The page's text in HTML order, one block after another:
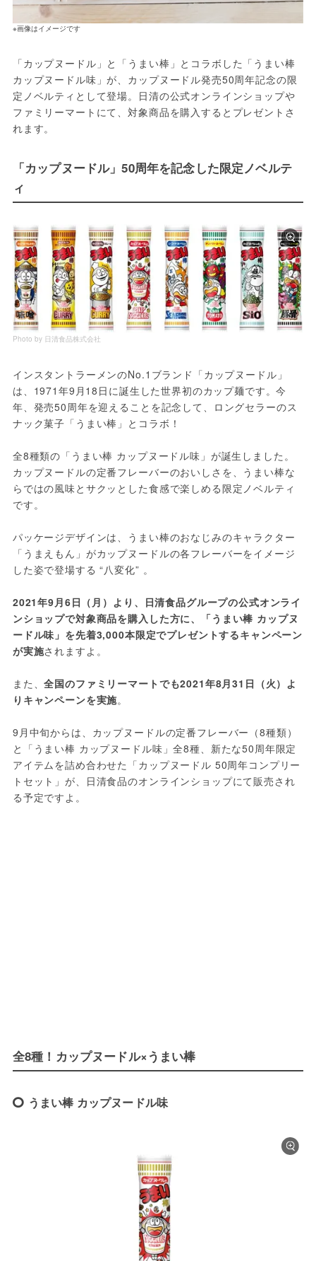
※画像はイメージです
「カップヌードル」と「うまい棒」とコラボした「うまい棒
カップヌードル味」が、カップヌードル発売50周年記念の限
定ノベルティとして登場。日清の公式オンラインショップや
ファミリーマートにて、対象商品を購入するとプレゼントさ
れます。
「カップヌードル」50周年を記念した限定ノベルテ
ィ
Photo by 日清食品株式会社
インスタントラーメンのNo.1ブランド「カップヌードル」
は、1971年9月18日に誕生した世界初のカップ麺です。今
年、発売50周年を迎えることを記念して、ロングセラーのス
ナック菓子「うまい棒」とコラボ！
全8種類の「うまい棒 カップヌードル味」が誕生しました。
カップヌードルの定番フレーバーのおいしさを、うまい棒な
らではの風味とサクッとした食感で楽しめる限定ノベルティ
です。
パッケージデザインは、うまい棒のおなじみのキャラクター
「うまえもん」がカップヌードルの各フレーバーをイメージ
した姿で登場する “八変化” 。
2021年9月6日（月）より、日清食品グループの公式オンライ
ンショップで対象商品を購入した方に、「うまい棒 カップヌ
ードル味」を先着3,000本限定でプレゼントするキャンペーン
が実施されますよ。
また、全国のファミリーマートでも2021年8月31日（火）よ
りキャンペーンを実施。
9月中旬からは、カップヌードルの定番フレーバー（8種類）
と「うまい棒 カップヌードル味」全8種、新たな50周年限定
アイテムを詰め合わせた「カップヌードル 50周年コンプリー
トセット」が、日清食品のオンラインショップにて販売され
る予定ですよ。
全8種！カップヌードル×うまい棒
うまい棒 カップヌードル味